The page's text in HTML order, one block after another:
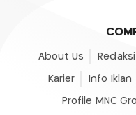
About Us Redaksi
Karier Info Iklan
Profile MNC